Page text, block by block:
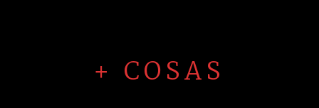
+ COSAS